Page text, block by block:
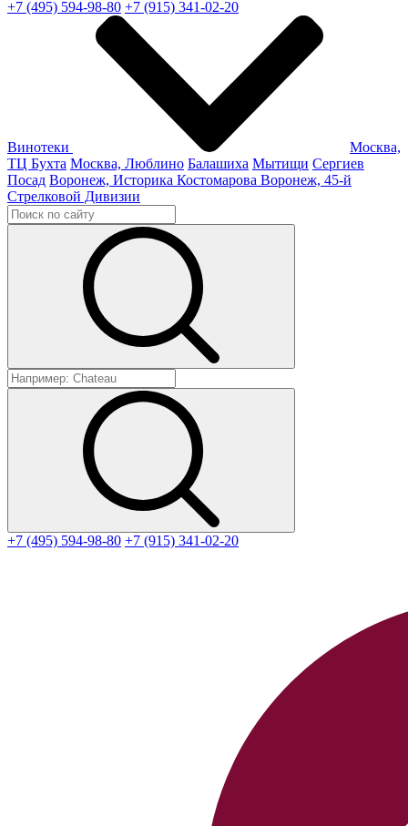
+7 (495) 594-98-80 +7 (915) 341-02-20
Винотеки
Москва,
ТЦ Бухта Москва, Люблино Балашиха Мытищи Сергиев
Посад Воронеж, Историка Костомарова Воронеж, 45-й
Стрелковой Дивизии
+7 (495) 594-98-80 +7 (915) 341-02-20